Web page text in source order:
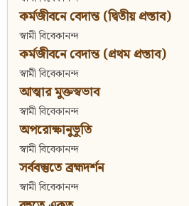
কর্মজীবনে বেদান্ত (দ্বিতীয় প্রস্তাব)
স্বামী বিবেকানন্দ
কর্মজীবনে বেদান্ত (প্রথম প্রস্তাব)
স্বামী বিবেকানন্দ
আত্মার মুক্তস্বভাব
স্বামী বিবেকানন্দ
অপরোক্ষানুভূতি
স্বামী বিবেকানন্দ
সর্ববস্তুতে ব্রহ্মদর্শন
স্বামী বিবেকানন্দ